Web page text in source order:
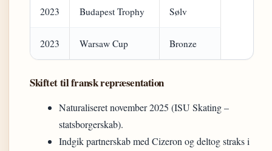
2023 Budapest Trophy Sølv
2023 Warsaw Cup Bronze
Skiftet til fransk repræsentation
Naturaliseret november 2025 (ISU Skating –
statsborgerskab).
Indgik partnerskab med Cizeron og deltog straks i